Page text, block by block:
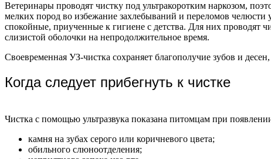
Ветеринары проводят чистку под ультракоротким наркозом,
мелких пород во избежание захлебываний и переломов
спокойные, приученные к гигиене с детства. Для них проводят
слизистой оболочки на непродолжительное время.
Своевременная УЗ-чистка сохраняет благополучие зубов и
Когда следует прибегнуть к чистке
Чистка с помощью ультразвука показана питомцам при
камня на зубах серого или коричневого цвета;
обильного слюноотделения;